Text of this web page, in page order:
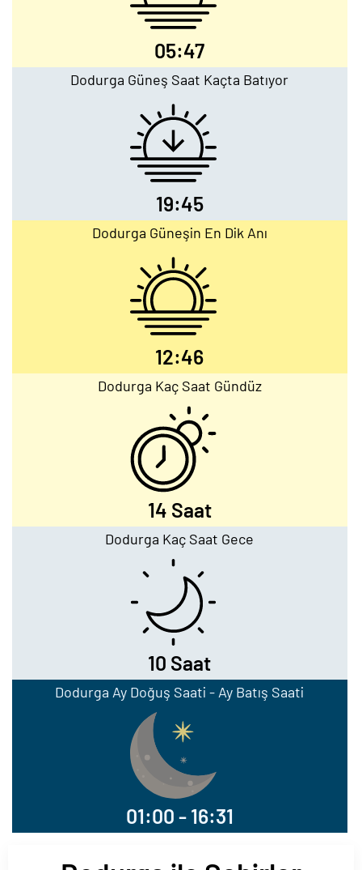
05:47
Dodurga Güneş Saat Kaçta Batıyor
19:45
Dodurga Güneşin En Dik Anı
12:46
Dodurga Kaç Saat Gündüz
14 Saat
Dodurga Kaç Saat Gece
10 Saat
Dodurga Ay Doğuş Saati - Ay Batış Saati
01:00 - 16:31